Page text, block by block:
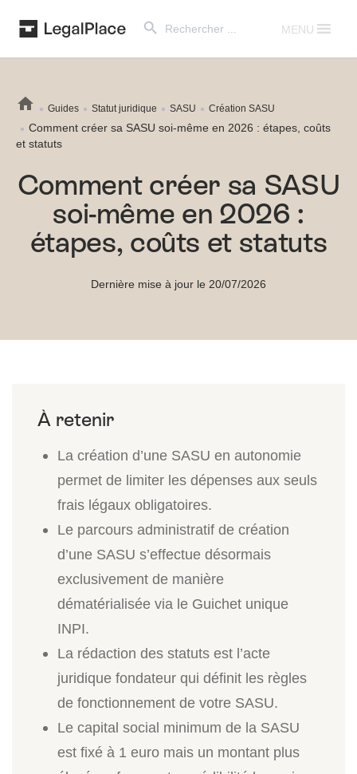
for:
MENU
Guides Statut juridique SASU Création SASU
Comment créer sa SASU soi-même en 2026 : étapes, coûts
et statuts
Comment créer sa SASU
soi-même en 2026 :
étapes, coûts et statuts
Dernière mise à jour le 20/07/2026
La création d’une SASU en autonomie
permet de limiter les dépenses aux seuls
frais légaux obligatoires.
Le parcours administratif de création
d’une SASU s’effectue désormais
exclusivement de manière
dématérialisée via le Guichet unique
INPI.
La rédaction des statuts est l’acte
juridique fondateur qui définit les règles
de fonctionnement de votre SASU.
Le capital social minimum de la SASU
est fixé à 1 euro mais un montant plus